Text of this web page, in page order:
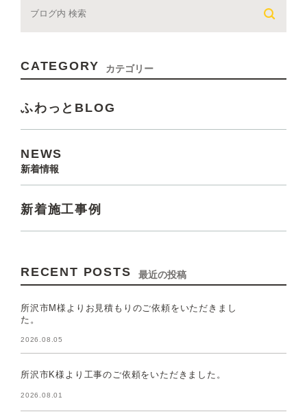
CATEGORY カテゴリー
ふわっとBLOG
NEWS
新着情報
新着施工事例
RECENT POSTS 最近の投稿
所沢市M様よりお見積もりのご依頼をいただきまし
た。
2026.08.05
所沢市K様より工事のご依頼をいただきました。
2026.08.01